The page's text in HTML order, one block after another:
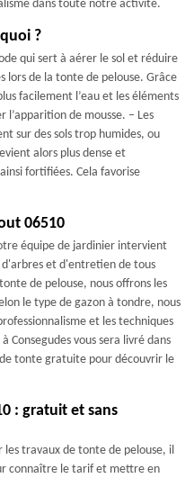
dans toute notre activité.
?
qui sert à aérer le sol et réduire
lors de la tonte de pelouse. Grâce
facilement l’eau et les éléments
de mousse. – Les
sur des sols trop humides, ou
alors plus dense et
fortifiées. Cela favorise
06510
équipe de jardinier intervient
et d'entretien de tous
de pelouse, nous offrons les
le type de gazon à tondre, nous
et les techniques
Consegudes vous sera livré dans
tonte gratuite pour découvrir le
: gratuit et sans
travaux de tonte de pelouse, il
connaître le tarif et mettre en